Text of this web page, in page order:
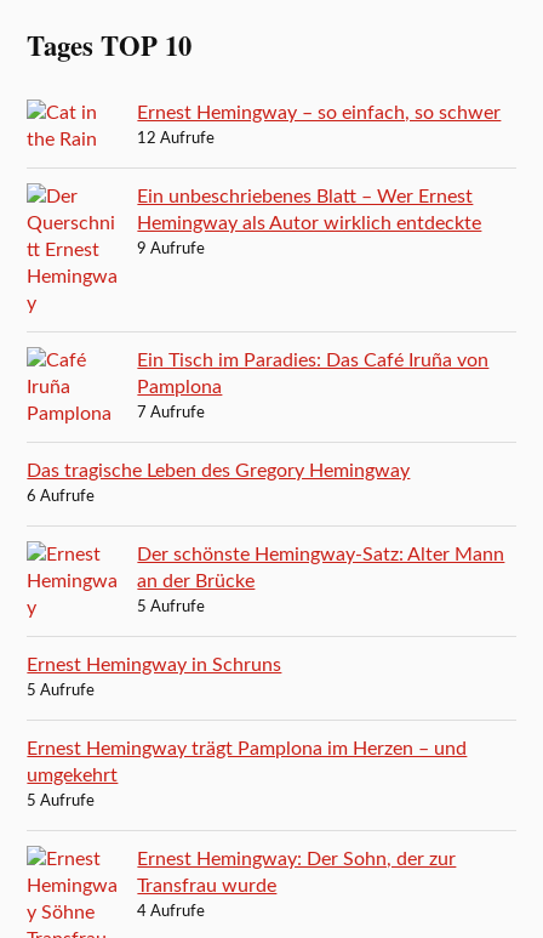
Tages TOP 10
Ernest Hemingway – so einfach, so schwer
12 Aufrufe
Ein unbeschriebenes Blatt – Wer Ernest
Hemingway als Autor wirklich entdeckte
9 Aufrufe
Ein Tisch im Paradies: Das Café Iruña von
Pamplona
7 Aufrufe
Das tragische Leben des Gregory Hemingway
6 Aufrufe
Der schönste Hemingway-Satz: Alter Mann
an der Brücke
5 Aufrufe
Ernest Hemingway in Schruns
5 Aufrufe
Ernest Hemingway trägt Pamplona im Herzen – und
umgekehrt
5 Aufrufe
Ernest Hemingway: Der Sohn, der zur
Transfrau wurde
4 Aufrufe